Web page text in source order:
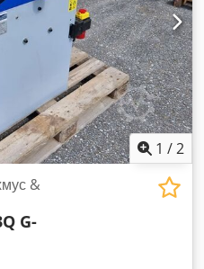
документация за
1 /2
&
G-